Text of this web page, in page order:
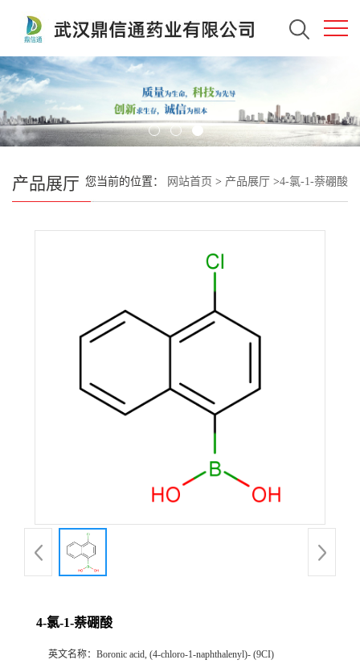
产品展厅 您当前的位置： 网站首页 > 产品展厅 >4-氯-1-萘硼酸
4-氯-1-萘硼酸
英文名称： Boronic acid, (4-chloro-1-naphthalenyl)- (9CI)